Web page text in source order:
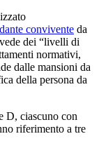
convivente da
dei “livelli di
normativi,
dalle mansioni da
della persona da
D, ciascuno con
riferimento a tre